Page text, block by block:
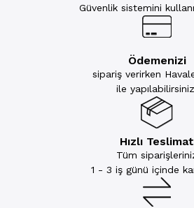
Güvenlik sistemini
Ödemenizi
sipariş verirken
ile
Hızlı Teslimat
Tüm
1 - 3 iş günü içinde